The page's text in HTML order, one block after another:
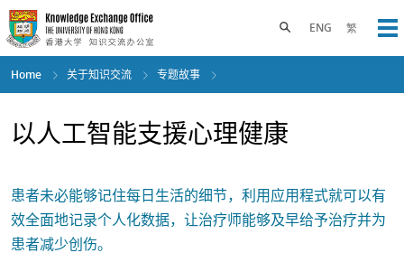
Skip
to
main
content
ENG 繁
Toggle search panel
Home 关于知识交流 专题故事
以人工智能支援心理健康
患者未必能够记住每日生活的细节，利用应用程式就可以有
效全面地记录个人化数据，让治疗师能够及早给予治疗并为
患者减少创伤。